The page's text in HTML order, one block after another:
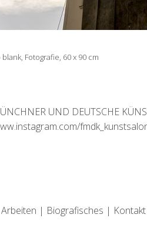
Fotografie, 60 x 90 cm
UND DEUTSCHE
Arbeiten | Biografisches | Kontakt